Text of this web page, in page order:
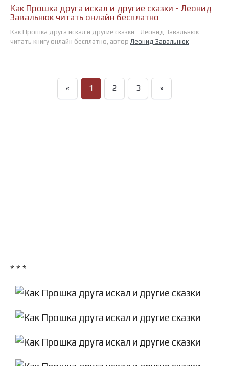
Как Прошка друга искал и другие сказки - Леонид
Завальнюк читать онлайн бесплатно
Как Прошка друга искал и другие сказки - Леонид Завальнюк -
читать книгу онлайн бесплатно, автор Леонид Завальнюк
« 1 2 3 »
* * *